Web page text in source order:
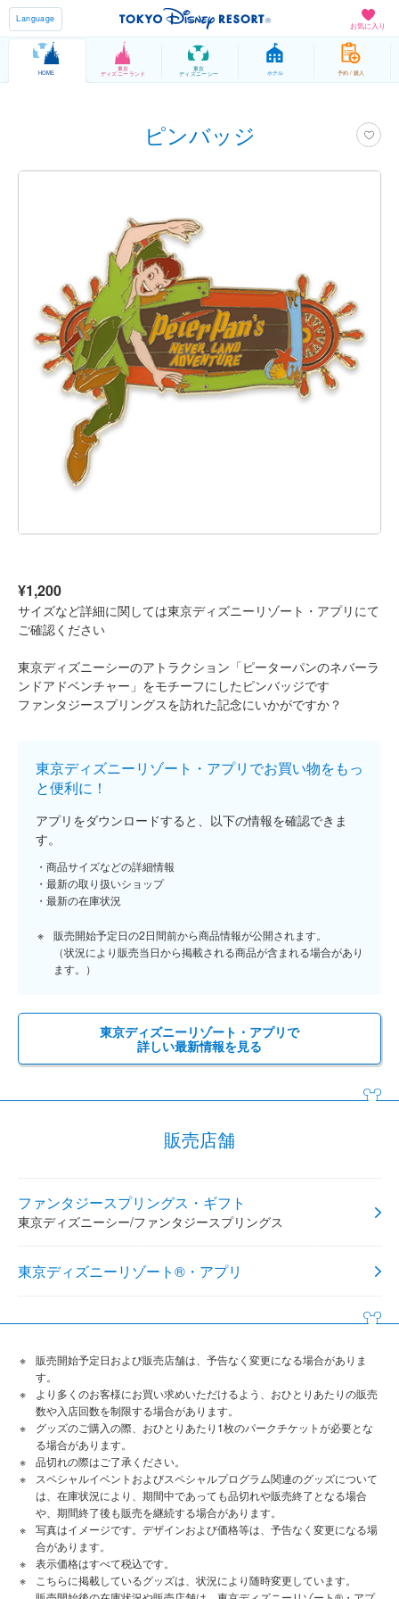
お気に入り
Language
HOME
東京
ディズニーランド
東京
ディズニーシー ホテル 予約 / 購入
ピンバッジ
¥1,200
サイズなど詳細に関しては東京ディズニーリゾート・アプリにて
ご確認ください
東京ディズニーシーのアトラクション「ピーターパンのネバーラ
ンドアドベンチャー」をモチーフにしたピンバッジです
ファンタジースプリングスを訪れた記念にいかがですか？
東京ディズニーリゾート・アプリでお買い物をもっ
と便利に！
アプリをダウンロードすると、以下の情報を確認できま
す。
商品サイズなどの詳細情報
最新の取り扱いショップ
最新の在庫状況
販売開始予定日の2日間前から商品情報が公開されます。
（状況により販売当日から掲載される商品が含まれる場合があり
ます。）
東京ディズニーリゾート・アプリで
詳しい最新情報を見る
販売店舗
ファンタジースプリングス・ギフト
東京ディズニーシー/ファンタジースプリングス
東京ディズニーリゾート®・アプリ
販売開始予定日および販売店舗は、予告なく変更になる場合がありま
す。
より多くのお客様にお買い求めいただけるよう、おひとりあたりの販売
数や入店回数を制限する場合があります。
グッズのご購入の際、おひとりあたり1枚のパークチケットが必要とな
る場合があります。
品切れの際はご了承ください。
スペシャルイベントおよびスペシャルプログラム関連のグッズについて
は、在庫状況により、期間中であっても品切れや販売終了となる場合
や、期間終了後も販売を継続する場合があります。
写真はイメージです。デザインおよび価格等は、予告なく変更になる場
合があります。
表示価格はすべて税込です。
こちらに掲載しているグッズは、状況により随時変更しています。